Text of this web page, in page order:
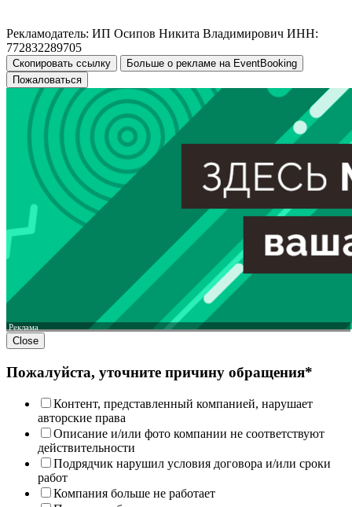
Рекламодатель: ИП Осипов Никита Владимирович ИНН:
772832289705
Скопировать ссылку
Больше о рекламе на EventBooking
Пожаловаться
Реклама
Close
Пожалуйста, уточните причину обращения*
Контент, представленный компанией, нарушает
авторские права
Описание и/или фото компании не соответствуют
действительности
Подрядчик нарушил условия договора и/или сроки
работ
Компания больше не работает